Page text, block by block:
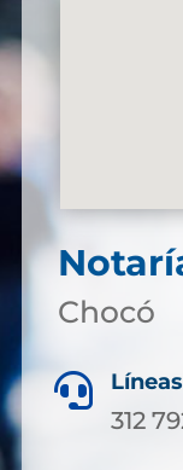
Chocó

312